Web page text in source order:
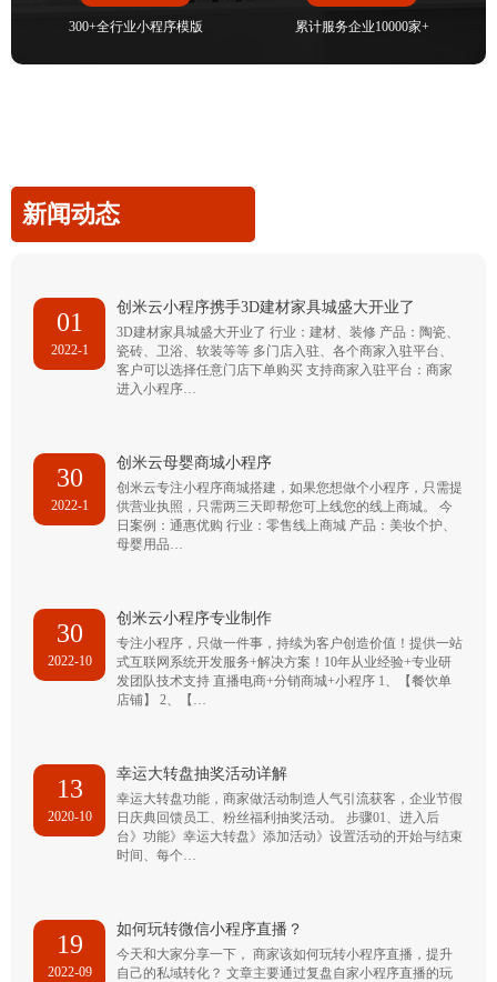
300+全行业小程序模版 累计服务企业10000家+
新闻动态
01
2022-1
创米云小程序携手3D建材家具城盛大开业了
3D建材家具城盛大开业了 行业：建材、装修 产品：陶瓷、
瓷砖、卫浴、软装等等 多门店入驻、各个商家入驻平台、
客户可以选择任意门店下单购买 支持商家入驻平台：商家
进入小程序…
30
2022-1
创米云母婴商城小程序
创米云专注小程序商城搭建，如果您想做个小程序，只需提
供营业执照，只需两三天即帮您可上线您的线上商城。 今
日案例：通惠优购 行业：零售线上商城 产品：美妆个护、
母婴用品…
30
2022-10
创米云小程序专业制作
专注小程序，只做一件事，持续为客户创造价值！提供一站
式互联网系统开发服务+解决方案！10年从业经验+专业研
发团队技术支持 直播电商+分销商城+小程序 1、【餐饮单
店铺】 2、【…
13
2020-10
幸运大转盘抽奖活动详解
幸运大转盘功能，商家做活动制造人气引流获客，企业节假
日庆典回馈员工、粉丝福利抽奖活动。 步骤01、进入后
台》功能》幸运大转盘》添加活动》设置活动的开始与结束
时间、每个…
19
2022-09
如何玩转微信小程序直播？
今天和大家分享一下， 商家该如何玩转小程序直播，提升
自己的私域转化？ 文章主要通过复盘自家小程序直播的玩